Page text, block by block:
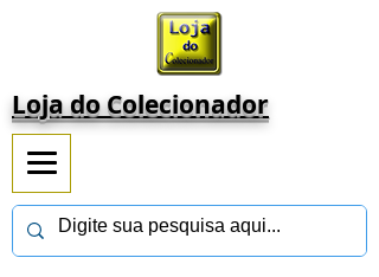
Loja do Colecionador